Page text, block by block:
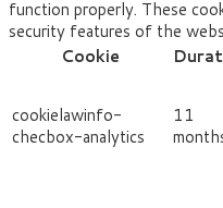
function properly. These
security features of the
Cookie
cookielawinfo-
checbox-analytics
11